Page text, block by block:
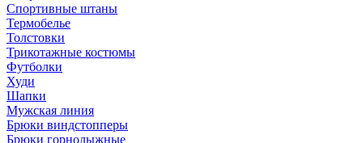
Спортивные штаны
Термобелье
Толстовки
Трикотажные костюмы
Футболки
Худи
Шапки
Мужская линия
Брюки виндстопперы
Брюки горнолыжные